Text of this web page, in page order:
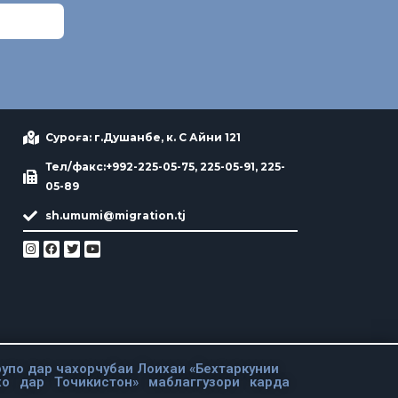
Суроға: г.Душанбе, к. С Айни 121
Тел/факс:+992-225-05-75, 225-05-91, 225-
05-89
sh.umumi@migration.tj
дар чахорчубаи Лоихаи «Бехтаркунии
дар Точикистон» маблаггузори карда